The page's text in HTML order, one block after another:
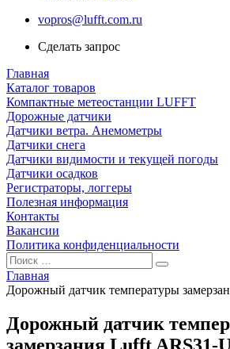
vopros@lufft.com.ru
Сделать запрос
Главная
Каталог товаров
Компактные метеостанции LUFFT
Дорожные датчики
Датчики ветра. Анемометры
Датчики снега
Датчики видимости и текущей погоды
Датчики осадков
Регистраторы, логгеры
Полезная информация
Контакты
Вакансии
Политика конфиденциальности
Главная
Дорожный датчик температуры
Дорожный датчик
замерзания Lufft ARS31-